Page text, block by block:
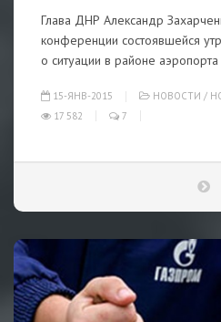
Глава ДНР Александр
конференции состоявшейся
о ситуации в районе
15-ЯНВ-2015 НОВОСТИ /
17 582
7